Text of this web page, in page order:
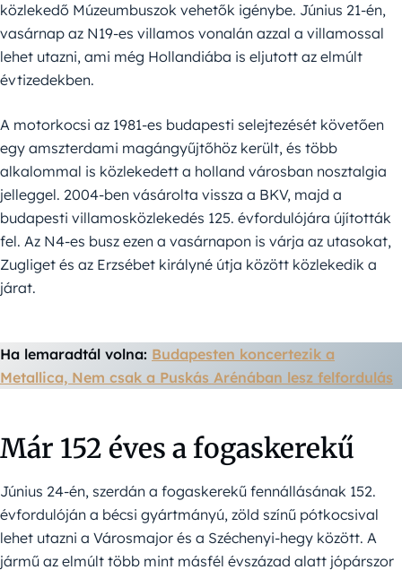
közlekedő Múzeumbuszok vehetők igénybe. Június 21-én,
vasárnap az N19-es villamos vonalán azzal a villamossal
lehet utazni, ami még Hollandiába is eljutott az elmúlt
évtizedekben.
A motorkocsi az 1981-es budapesti selejtezését követően
egy amszterdami magángyűjtőhöz került, és több
alkalommal is közlekedett a holland városban nosztalgia
jelleggel. 2004-ben vásárolta vissza a BKV, majd a
budapesti villamosközlekedés 125. évfordulójára újították
fel. Az N4-es busz ezen a vasárnapon is várja az utasokat,
Zugliget és az Erzsébet királyné útja között közlekedik a
járat.
Ha lemaradtál volna: Budapesten koncertezik a
Metallica, Nem csak a Puskás Arénában lesz felfordulás
Már 152 éves a fogaskerekű
Június 24-én, szerdán a fogaskerekű fennállásának 152.
évfordulóján a bécsi gyártmányú, zöld színű pótkocsival
lehet utazni a Városmajor és a Széchenyi-hegy között. A
jármű az elmúlt több mint másfél évszázad alatt jópárszor